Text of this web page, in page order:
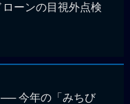
ーンの目視外点検
今年の「みちび